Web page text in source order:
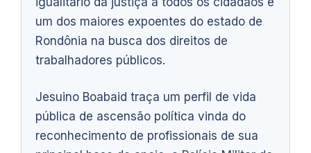
um dos maiores expoentes do estado de
Rondônia na busca dos direitos de
trabalhadores públicos.
Jesuino Boabaid traça um perfil de vida
pública de ascensão política vinda do
reconhecimento de profissionais de sua